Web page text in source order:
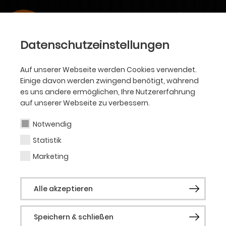
Datenschutzeinstellungen
Auf unserer Webseite werden Cookies verwendet.
Einige davon werden zwingend benötigt, während
es uns andere ermöglichen, Ihre Nutzererfahrung
auf unserer Webseite zu verbessern.
Notwendig
Statistik
Marketing
Alle akzeptieren
Speichern & schließen